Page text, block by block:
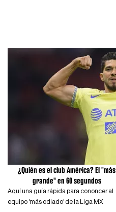
¿Quién es el club América? El "más
grande" en 60 segundos
Aquí una guía rápida para cononcer al
equipo 'más odiado' de la Liga MX